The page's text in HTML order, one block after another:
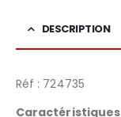
DESCRIPTION
Réf : 724735
Caractéristiques